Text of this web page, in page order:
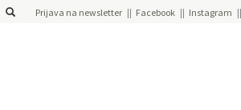
Prijava na newsletter Facebook Instagram